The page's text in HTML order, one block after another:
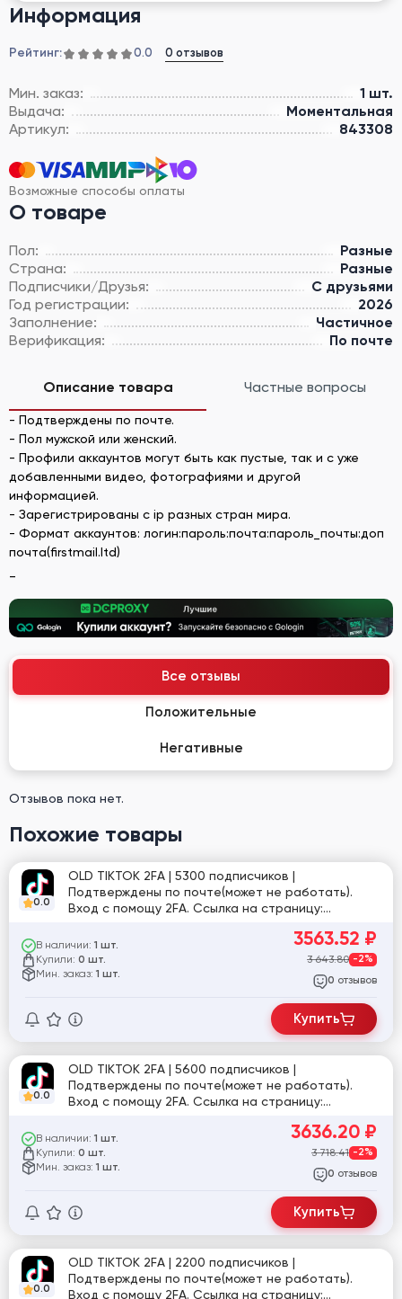
Информация
Рейтинг: 0.0 0 отзывов
Мин. заказ:
1 шт.
Выдача:
Моментальная
Артикул:
843308
Возможные способы оплаты
О товаре
Пол:
Разные
Страна:
Разные
Подписчики/Друзья:
С друзьями
Год регистрации:
2026
Заполнение:
Частичное
Верификация:
По почте
Описание товара Частные вопросы
- Подтверждены по почте.
- Пол мужской или женский.
- Профили аккаунтов могут быть как пустые, так и с уже
добавленными видео, фотографиями и другой
информацией.
- Зарегистрированы с ip разных стран мира.
- Формат аккаунтов: логин:пароль:почта:пароль_почты:доп
почта(firstmail.ltd)
Все отзывы
Положительные
Негативные
Отзывов пока нет.
Похожие товары
0.0
OLD TIKTOK 2FA | 5300 подписчиков |
Подтверждены по почте(может не работать).
Вход с помощу 2FA. Ссылка на страницу:
В наличии: 1 шт.
Купили: 0 шт.
Мин. заказ: 1 шт.
3563.52 ₽
3 643.80 -2%
0 отзывов
Купить
0.0
OLD TIKTOK 2FA | 5600 подписчиков |
Подтверждены по почте(может не работать).
Вход с помощу 2FA. Ссылка на страницу:
В наличии: 1 шт.
Купили: 0 шт.
Мин. заказ: 1 шт.
3636.20 ₽
3 718.41 -2%
0 отзывов
Купить
0.0
OLD TIKTOK 2FA | 2200 подписчиков |
Подтверждены по почте(может не работать).
Вход с помощу 2FA. Ссылка на страницу: